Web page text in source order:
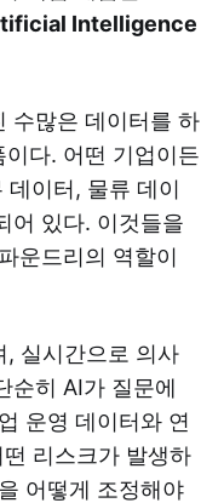
Intelligence
수많은 데이터를 하
다. 어떤 기업이든
이터, 물류 데이
어 있다. 이것들을
운드리의 역할이
, 실시간으로 의사
순히 AI가 질문에
운영 데이터와 연
리스크가 발생하
어떻게 조정해야